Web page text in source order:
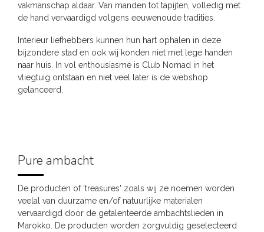
vakmanschap aldaar. Van manden tot tapijten, volledig met
de hand vervaardigd volgens eeuwenoude tradities.
Interieur liefhebbers kunnen hun hart ophalen in deze
bijzondere stad en ook wij konden niet met lege handen
naar huis. In vol enthousiasme is Club Nomad in het
vliegtuig ontstaan en niet veel later is de webshop
gelanceerd.
Pure ambacht
De producten of 'treasures' zoals wij ze noemen worden
veelal van duurzame en/of natuurlijke materialen
vervaardigd door de getalenteerde ambachtslieden in
Marokko. De producten worden zorgvuldig geselecteerd